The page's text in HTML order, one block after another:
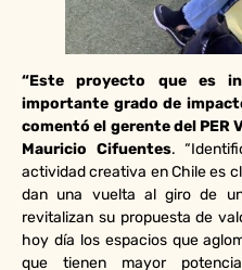
“Este proyecto que es
importante grado de
comentó el gerente del PER
Mauricio Cifuentes.
actividad creativa en Chile es
dan una vuelta al giro de
revitalizan su propuesta de
hoy día los espacios que
que tienen mayor